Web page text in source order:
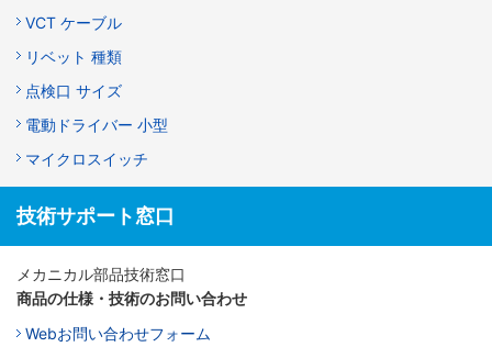
VCT ケーブル
リベット 種類
点検口 サイズ
電動ドライバー 小型
マイクロスイッチ
技術サポート窓口
メカニカル部品技術窓口
商品の仕様・技術のお問い合わせ
Webお問い合わせフォーム